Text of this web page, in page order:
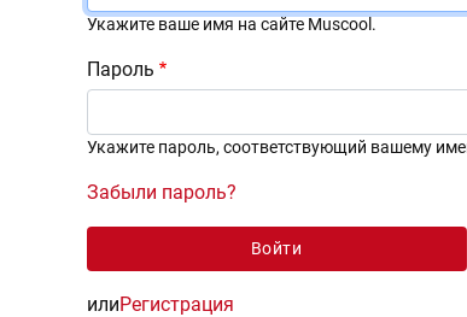
Укажите ваше имя на сайте Muscool.
Пароль
Укажите пароль, соответствующий вашему
Забыли пароль?
илиРегистрация